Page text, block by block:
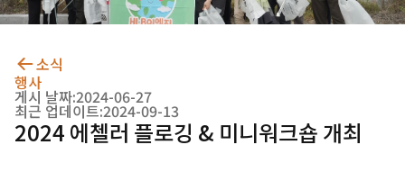
소식
행사
게시 날짜:2024-06-27
최근 업데이트:2024-09-13
2024 에첼러 플로깅 & 미니워크숍 개최